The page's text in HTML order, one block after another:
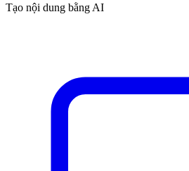
Tạo nội dung bằng AI